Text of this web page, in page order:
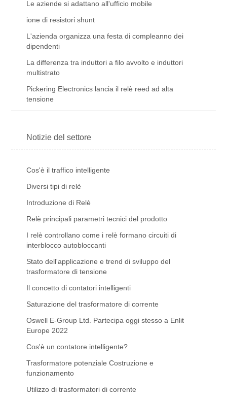
Le aziende si adattano all'ufficio mobile
ione di resistori shunt
L'azienda organizza una festa di compleanno dei
dipendenti
La differenza tra induttori a filo avvolto e induttori
multistrato
Pickering Electronics lancia il relè reed ad alta
tensione
Notizie del settore
Cos'è il traffico intelligente
Diversi tipi di relè
Introduzione di Relè
Relè principali parametri tecnici del prodotto
I relè controllano come i relè formano circuiti di
interblocco autobloccanti
Stato dell'applicazione e trend di sviluppo del
trasformatore di tensione
Il concetto di contatori intelligenti
Saturazione del trasformatore di corrente
Oswell E-Group Ltd. Partecipa oggi stesso a Enlit
Europe 2022
Cos'è un contatore intelligente?
Trasformatore potenziale Costruzione e
funzionamento
Utilizzo di trasformatori di corrente